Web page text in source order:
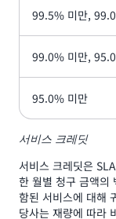
99.5% 미만,
99.0% 미만,
95.0% 미만
서비스 크레딧
서비스 크레딧은
한 월별 청구 금액의
함된 서비스에 대해
당사는 재량에 따라